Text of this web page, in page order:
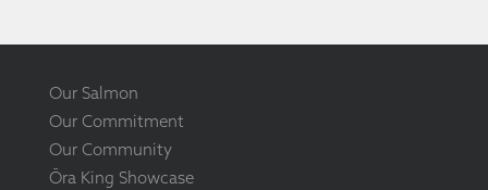
Our Salmon
Our Commitment
Our Community
Ōra King Showcase